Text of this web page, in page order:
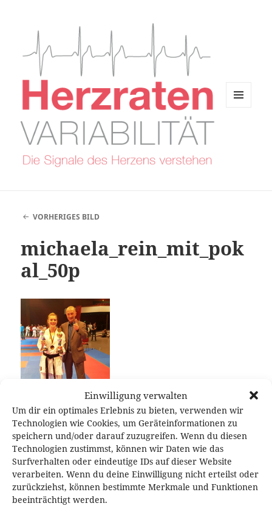
Einwilligung verwalten
Um dir ein optimales Erlebnis zu bieten, verwenden wir
Technologien wie Cookies, um Geräteinformationen zu
speichern und/oder darauf zuzugreifen. Wenn du diesen
Technologien zustimmst, können wir Daten wie das
Surfverhalten oder eindeutige IDs auf dieser Website
verarbeiten. Wenn du deine Einwilligung nicht erteilst oder
zurückziehst, können bestimmte Merkmale und Funktionen
beeinträchtigt werden.
VORHERIGES BILD
michaela_rein_mit_pok
al_50p
Veröffentlicht
am
9. Oktober 2016 Originalgröße
147 × 196